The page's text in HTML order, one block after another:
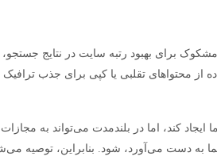
برای بهبود رتبه سایت در نتایج جستجو،
از محتواهای تقلبی یا کپی برای جذب ترافیک
کند، اما در بلندمدت می‌تواند به مجازات
دست می‌آورد، شود. بنابراین، توصیه